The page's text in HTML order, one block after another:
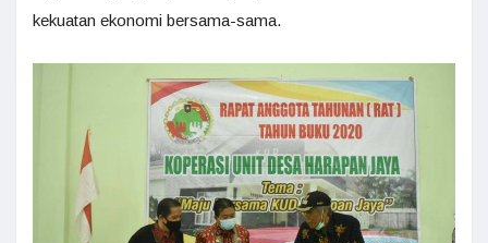
kekuatan ekonomi bersama-sama.